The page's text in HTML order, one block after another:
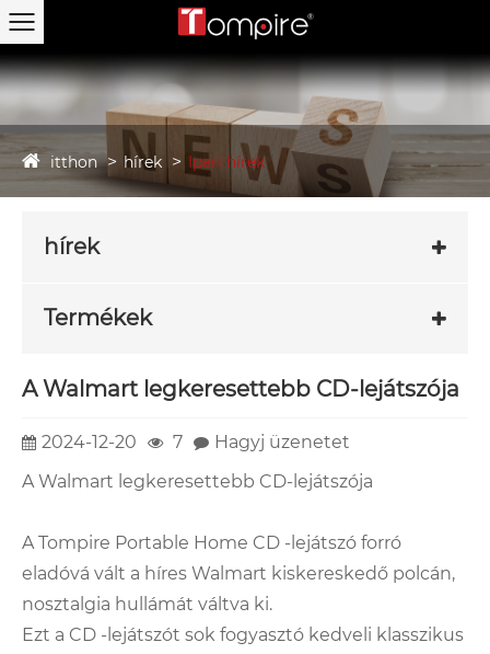
itthon hírek Ipari hírek
hírek
Termékek
A Walmart legkeresettebb CD-lejátszója
2024-12-20 7
Hagyj üzenetet
A Walmart legkeresettebb CD-lejátszója
A Tompire Portable Home CD -lejátszó forró
eladóvá vált a híres Walmart kiskereskedő polcán,
nosztalgia hullámát váltva ki.
Ezt a CD -lejátszót sok fogyasztó kedveli klasszikus